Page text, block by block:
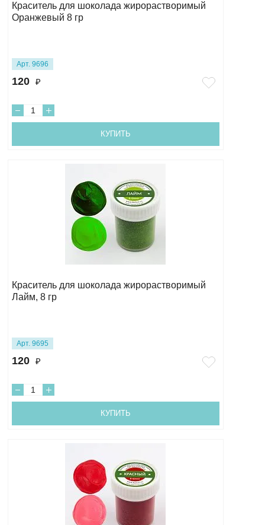
Краситель для шоколада жирорастворимый
Оранжевый 8 гр
Арт. 9696
120 ₽
КУПИТЬ
Краситель для шоколада жирорастворимый
Лайм, 8 гр
Арт. 9695
120 ₽
КУПИТЬ